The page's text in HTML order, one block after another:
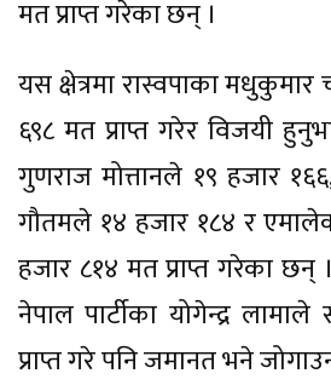
मत प्राप्त गरेका छन् ।
यस क्षेत्रमा रास्वपाका
६९८ मत प्राप्त गरेर विजयी
गुणराज मोत्तानले १९ हजार
गौतमले १४ हजार १८४ र
हजार ८१४ मत प्राप्त गरेका छन्
नेपाल पार्टीका योगेन्द्र
प्राप्त गरे पनि जमानत भने